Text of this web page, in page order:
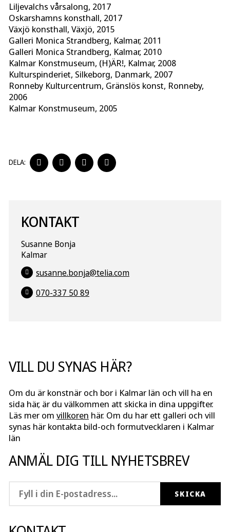
Liljevalchs vårsalong, 2017
Oskarshamns konsthall, 2017
Växjö konsthall, Växjö, 2015
Galleri Monica Strandberg, Kalmar, 2011
Galleri Monica Strandberg, Kalmar, 2010
Kalmar Konstmuseum, (H)ÄR!, Kalmar, 2008
Kulturspinderiet, Silkeborg, Danmark, 2007
Ronneby Kulturcentrum, Gränslös konst, Ronneby,
2006
Kalmar Konstmuseum, 2005
DELA:
DELA
PÅ
DELA
PÅ
DELA
PÅ
PÅ
KONTAKT
Susanne Bonja
Kalmar
susanne.bonja@telia.com
070-337 50 89
VILL DU SYNAS HÄR?
Om du är konstnär och bor i Kalmar län och vill ha en
sida här, är du välkommen att skicka in dina uppgifter.
Läs mer om villkoren här. Om du har ett galleri och vill
synas här kontakta bild-och formutvecklaren i Kalmar
län
ANMÄL DIG TILL NYHETSBREV